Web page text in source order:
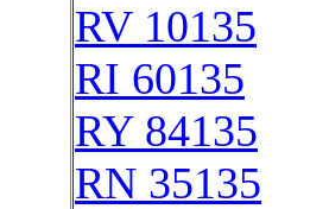
RV 10135
RI 60135
RY 84135
RN 35135